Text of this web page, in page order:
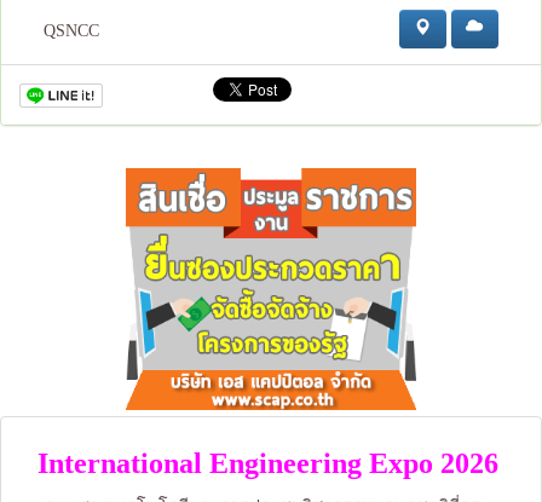
QSNCC
International Engineering Expo 2026